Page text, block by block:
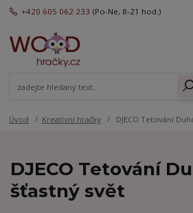
+420 605 062 233 (Po-Ne, 8-21 hod.)
Úvod Kreativní hračky DJECO Tetování
DJECO Tetování
šťastný svět